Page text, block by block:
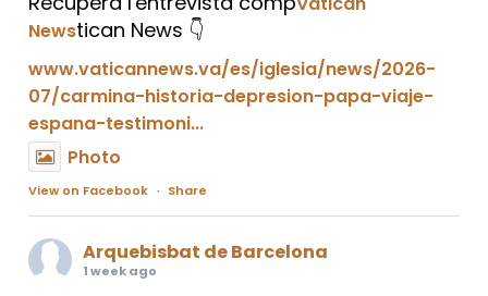
Newstican News 👇
www.vaticannews.va/es/iglesia/news/2026-
07/carmina-historia-depresion-papa-viaje-
espana-testimoni...
Photo
View on Facebook · Share
Arquebisbat de Barcelona
1 week ago